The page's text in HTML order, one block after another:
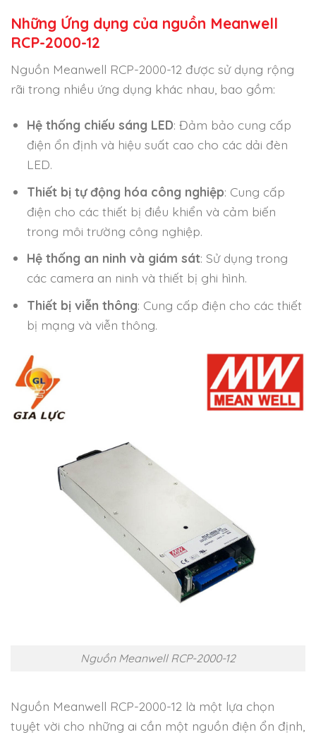
Những Ứng dụng của nguồn Meanwell
RCP-2000-12
Nguồn Meanwell RCP-2000-12 được sử dụng rộng
rãi trong nhiều ứng dụng khác nhau, bao gồm:
Hệ thống chiếu sáng LED: Đảm bảo cung cấp
điện ổn định và hiệu suất cao cho các dải đèn
LED.
Thiết bị tự động hóa công nghiệp: Cung cấp
điện cho các thiết bị điều khiển và cảm biến
trong môi trường công nghiệp.
Hệ thống an ninh và giám sát: Sử dụng trong
các camera an ninh và thiết bị ghi hình.
Thiết bị viễn thông: Cung cấp điện cho các thiết
bị mạng và viễn thông.
Nguồn Meanwell RCP-2000-12
Nguồn Meanwell RCP-2000-12 là một lựa chọn
tuyệt vời cho những ai cần một nguồn điện ổn định,